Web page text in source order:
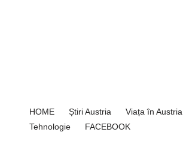
HOME Știri Austria
Viața în Austria
Tehnologie
FACEBOOK